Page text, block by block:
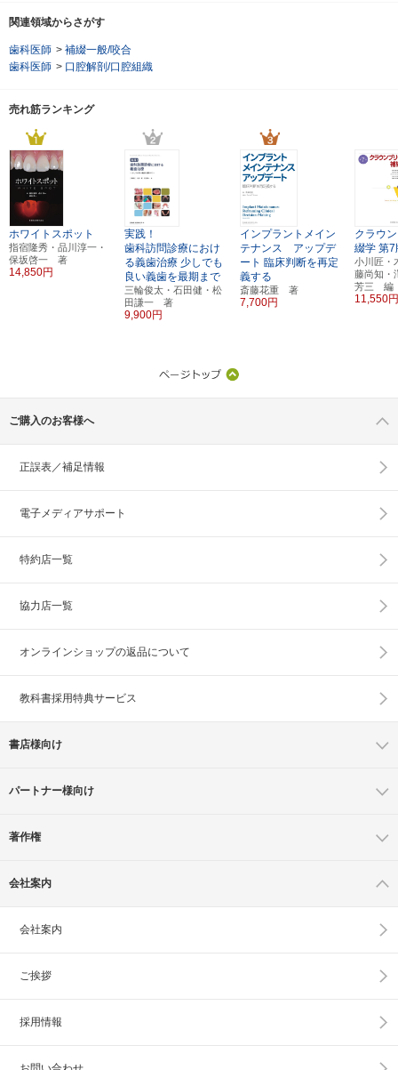
関連領域からさがす
歯科医師 > 補綴一般/咬合
歯科医師 > 口腔解剖/口腔組織
売れ筋ランキング
ホワイトスポット
指宿隆秀・品川淳一・
保坂啓一 著
14,850円
実践！
歯科訪問診療におけ
る義歯治療 少しでも
良い義歯を最期まで
三輪俊太・石田健・松
田謙一 著
9,900円
インプラントメイン
テナンス アップデ
ート 臨床判断を再定
義する
斎藤花重 著
7,700円
クラウ
綴学 第7
小川匠・
藤尚知・
芳三 編
11,550
ご購入のお客様へ
正誤表／補足情報
電子メディアサポート
特約店一覧
協力店一覧
オンラインショップの返品について
教科書採用特典サービス
書店様向け
パートナー様向け
著作権
会社案内
会社案内
ご挨拶
採用情報